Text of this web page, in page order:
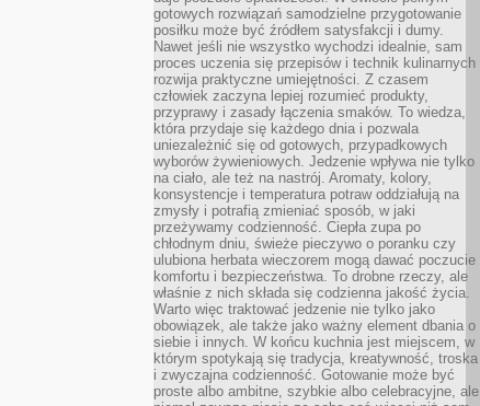
gotowych rozwiązań samodzielne przygotowanie
posiłku może być źródłem satysfakcji i dumy.
Nawet jeśli nie wszystko wychodzi idealnie, sam
proces uczenia się przepisów i technik kulinarnych
rozwija praktyczne umiejętności. Z czasem
człowiek zaczyna lepiej rozumieć produkty,
przyprawy i zasady łączenia smaków. To wiedza,
która przydaje się każdego dnia i pozwala
uniezależnić się od gotowych, przypadkowych
wyborów żywieniowych. Jedzenie wpływa nie tylko
na ciało, ale też na nastrój. Aromaty, kolory,
konsystencje i temperatura potraw oddziałują na
zmysły i potrafią zmieniać sposób, w jaki
przeżywamy codzienność. Ciepła zupa po
chłodnym dniu, świeże pieczywo o poranku czy
ulubiona herbata wieczorem mogą dawać poczucie
komfortu i bezpieczeństwa. To drobne rzeczy, ale
właśnie z nich składa się codzienna jakość życia.
Warto więc traktować jedzenie nie tylko jako
obowiązek, ale także jako ważny element dbania o
siebie i innych. W końcu kuchnia jest miejscem, w
którym spotykają się tradycja, kreatywność, troska
i zwyczajna codzienność. Gotowanie może być
proste albo ambitne, szybkie albo celebracyjne, ale